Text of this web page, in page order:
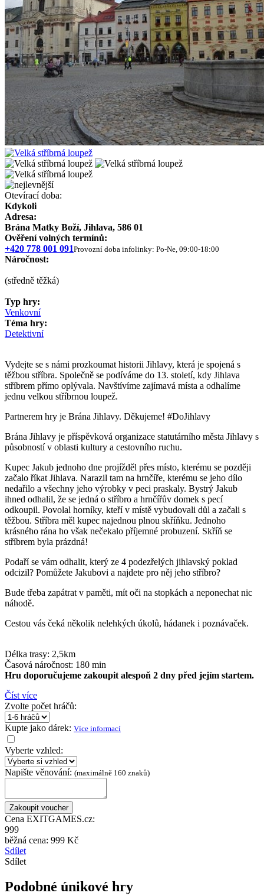
Otevírací doba:
Kdykoli
Adresa:
Brána Matky Boží, Jihlava, 586 01
Ověření volných termínů:
+420 778 001 091Provozní doba infolinky: Po-Ne, 09:00-18:00
Náročnost:
(středně těžká)
Typ hry:
Venkovní
Téma hry:
Detektivní
Vydejte se s námi prozkoumat historii Jihlavy, která je spojená s
těžbou stříbra. Společně se podíváme do 13. století, kdy Jihlava
stříbrem přímo oplývala. Navštívíme zajímavá místa a odhalíme
jednu velkou stříbrnou loupež.
Partnerem hry je Brána Jihlavy. Děkujeme! #DoJihlavy
Brána Jihlavy je příspěvková organizace statutárního města Jihlavy s
působností v oblasti kultury a cestovního ruchu.
Kupec Jakub jednoho dne projížděl přes místo, kterému se později
začalo říkat Jihlava. Narazil tam na hrnčíře, kterému se jeho dílo
nedařilo a všechny jeho výrobky v peci praskaly. Bystrý Jakub
ihned odhalil, že se jedná o stříbro a hrnčířův domek s pecí
odkoupil. Povolal horníky, kteří v místě vybudovali důl a začali s
těžbou. Stříbra měl kupec najednou plnou skříňku. Jednoho
krásného rána ho však nečekalo příjemné probuzení. Skříň se
stříbrem byla prázdná!
Podaří se vám odhalit, který ze 4 podezřelých jihlavský poklad
odcizil? Pomůžete Jakubovi a najdete pro něj jeho stříbro?
Bude třeba zapátrat v paměti, mít oči na stopkách a neponechat nic
náhodě.
Cestou vás čeká několik nelehkých úkolů, hádanek i poznávaček.
Délka trasy: 2,5km
Časová náročnost: 180 min
Hru doporučujeme zakoupit alespoň 2 dny před jejím startem.
Číst více
Zvolte počet hráčů:
Kupte jako dárek: Více informací
Vyberte vzhled:
Napište věnování: (maximálně 160 znaků)
Cena EXITGAMES.cz:
999
běžná cena: 999 Kč
Sdílet
Sdílet
Podobné únikové hry